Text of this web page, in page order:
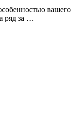
вашего
ряд за …